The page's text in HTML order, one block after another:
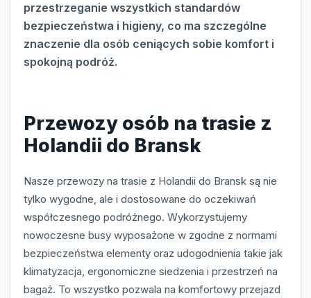
przestrzeganie wszystkich standardów
bezpieczeństwa i higieny, co ma szczególne
znaczenie dla osób ceniących sobie komfort i
spokojną podróż.
Przewozy osób na trasie z
Holandii do Bransk
Nasze przewozy na trasie z Holandii do Bransk są nie
tylko wygodne, ale i dostosowane do oczekiwań
współczesnego podróżnego. Wykorzystujemy
nowoczesne busy wyposażone w zgodne z normami
bezpieczeństwa elementy oraz udogodnienia takie jak
klimatyzacja, ergonomiczne siedzenia i przestrzeń na
bagaż. To wszystko pozwala na komfortowy przejazd